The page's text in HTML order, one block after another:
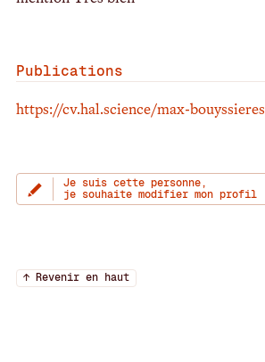
Publications
https://cv.hal.science/max-bouyssieres
Je suis cette personne,
je souhaite modifier mon profil
↑ Revenir en haut